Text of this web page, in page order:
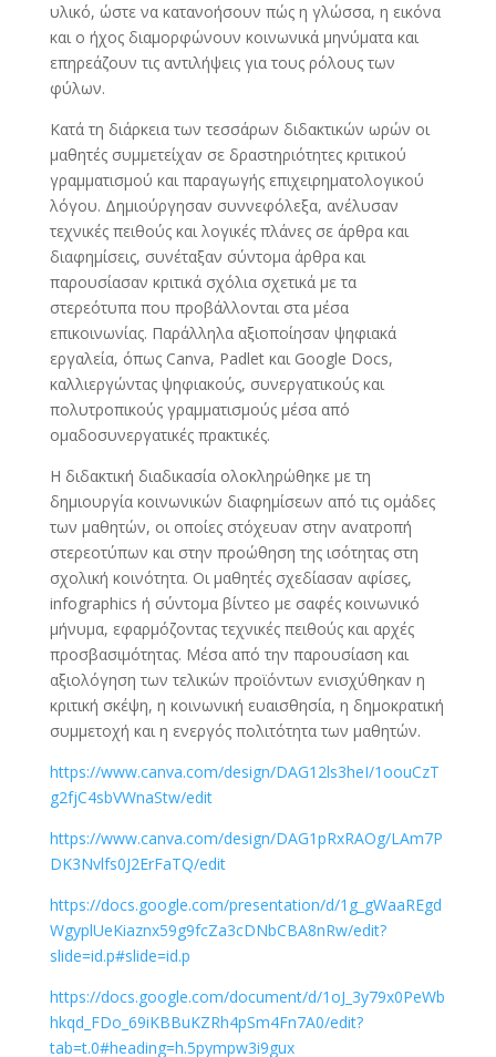
υλικό, ώστε να κατανοήσουν πώς η γλώσσα, η εικόνα
και ο ήχος διαμορφώνουν κοινωνικά μηνύματα και
επηρεάζουν τις αντιλήψεις για τους ρόλους των
φύλων.
Κατά τη διάρκεια των τεσσάρων διδακτικών ωρών οι
μαθητές συμμετείχαν σε δραστηριότητες κριτικού
γραμματισμού και παραγωγής επιχειρηματολογικού
λόγου. Δημιούργησαν συννεφόλεξα, ανέλυσαν
τεχνικές πειθούς και λογικές πλάνες σε άρθρα και
διαφημίσεις, συνέταξαν σύντομα άρθρα και
παρουσίασαν κριτικά σχόλια σχετικά με τα
στερεότυπα που προβάλλονται στα μέσα
επικοινωνίας. Παράλληλα αξιοποίησαν ψηφιακά
εργαλεία, όπως Canva, Padlet και Google Docs,
καλλιεργώντας ψηφιακούς, συνεργατικούς και
πολυτροπικούς γραμματισμούς μέσα από
ομαδοσυνεργατικές πρακτικές.
Η διδακτική διαδικασία ολοκληρώθηκε με τη
δημιουργία κοινωνικών διαφημίσεων από τις ομάδες
των μαθητών, οι οποίες στόχευαν στην ανατροπή
στερεοτύπων και στην προώθηση της ισότητας στη
σχολική κοινότητα. Οι μαθητές σχεδίασαν αφίσες,
infographics ή σύντομα βίντεο με σαφές κοινωνικό
μήνυμα, εφαρμόζοντας τεχνικές πειθούς και αρχές
προσβασιμότητας. Μέσα από την παρουσίαση και
αξιολόγηση των τελικών προϊόντων ενισχύθηκαν η
κριτική σκέψη, η κοινωνική ευαισθησία, η δημοκρατική
συμμετοχή και η ενεργός πολιτότητα των μαθητών.
https://www.canva.com/design/DAG12ls3heI/1oouCzT
g2fjC4sbVWnaStw/edit
https://www.canva.com/design/DAG1pRxRAOg/LAm7P
DK3Nvlfs0J2ErFaTQ/edit
https://docs.google.com/presentation/d/1g_gWaaREgd
WgyplUeKiaznx59g9fcZa3cDNbCBA8nRw/edit?
slide=id.p#slide=id.p
https://docs.google.com/document/d/1oJ_3y79x0PeWb
hkqd_FDo_69iKBBuKZRh4pSm4Fn7A0/edit?
tab=t.0#heading=h.5pympw3i9gux